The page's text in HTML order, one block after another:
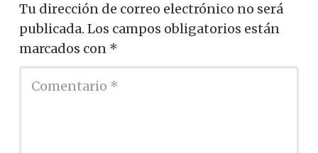
Tu dirección de correo electrónico no será
publicada. Los campos obligatorios están
marcados con *